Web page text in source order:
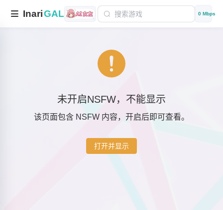
InariGAL 0 Mbps
未开启NSFW，不能显示
该页面包含 NSFW 内容，开启后即可查看。
打开并显示